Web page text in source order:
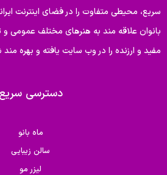
سریع، محیطی متفاوت را در فضای اینترنت
بانوان علاقه مند به هنرهای مختلف عمومی
مفید و ارزنده را در وب سایت یافته و بهره
دسترسی سریع
ماه بانو
سالن زیبایی
لیزر مو